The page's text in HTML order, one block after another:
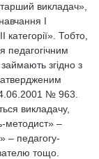
викладач»,
I
Тобто,
педагогічним
згідно з
№ 963.
викладачу,
методист» –
– педагогу-
тощо.